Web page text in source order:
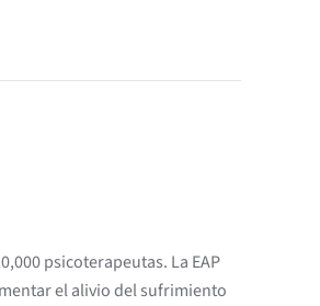
psicoterapeutas. La EAP
el alivio del sufrimiento